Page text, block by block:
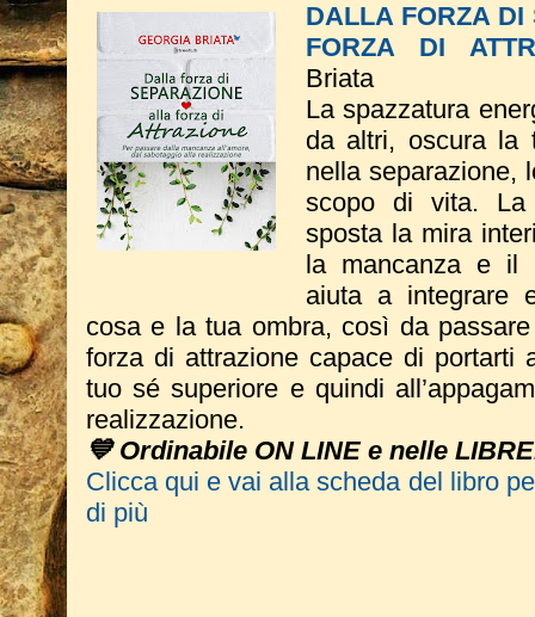
DALLA FORZA
FORZA DI
Briata
La spazzatura
da altri, oscura la
nella separazione,
scopo di vita. La
sposta la mira
la mancanza e il
aiuta a integrare
cosa e la tua ombra, così da
forza di attrazione capace di portarti
tuo sé superiore e quindi
realizzazione.
💙 Ordinabile ON LINE e nelle
Clicca qui e vai alla scheda del libro
di più